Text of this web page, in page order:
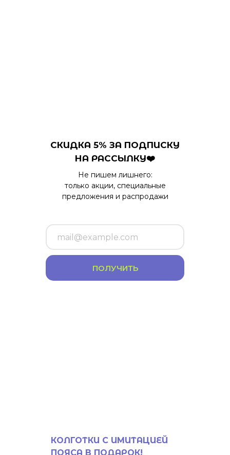
ПОЛУЧИТЬ
Не пишем лишнего:
только акции, специальные
предложения и распродажи
СКИДКА 5% ЗА ПОДПИСКУ
НА РАССЫЛКУ❤️
КОЛГОТКИ С ИМИТАЦИЕЙ
ПОЯСА В ПОДАРОК!